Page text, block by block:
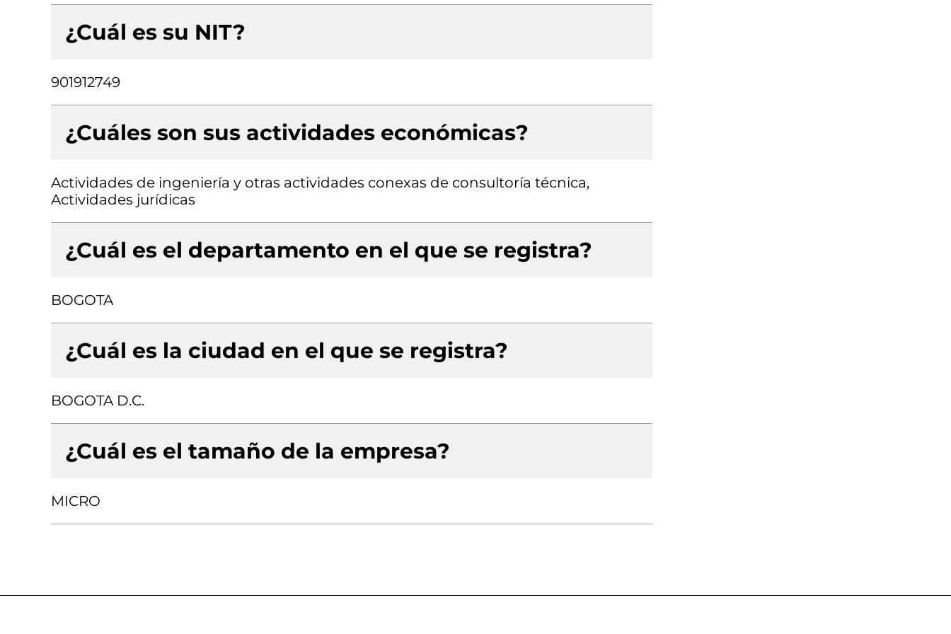
¿Cuál es su NIT?
901912749
¿Cuáles son sus actividades económicas?
Actividades de ingeniería y otras actividades conexas de consultoría técnica,
Actividades jurídicas
¿Cuál es el departamento en el que se registra?
BOGOTA
¿Cuál es la ciudad en el que se registra?
BOGOTA D.C.
¿Cuál es el tamaño de la empresa?
MICRO